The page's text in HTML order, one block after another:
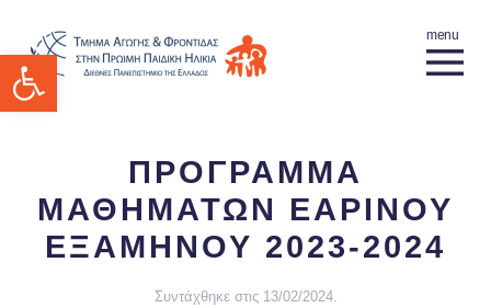
Ανοίξτε τη γραμμή εργαλείων
ΠΡΟΓΡΑΜΜΑ
ΜΑΘΗΜΑΤΩΝ ΕΑΡΙΝΟΥ
ΕΞΑΜΗΝΟΥ 2023-2024
Συντάχθηκε στις 13/02/2024.